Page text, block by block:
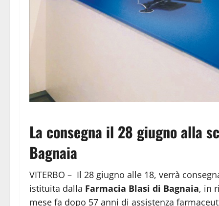
La consegna il 28 giugno alla
Bagnaia
VITERBO – Il 28 giugno alle 18, verrà
istituita dalla Farmacia Blasi di Bagnaia, in
mese fa dopo 57 anni di assistenza